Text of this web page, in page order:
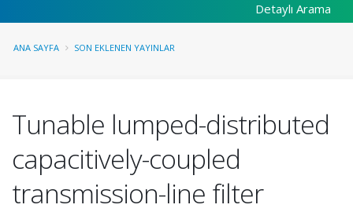
Detaylı Arama
ANA SAYFA SON EKLENEN YAYINLAR
Tunable lumped-distributed
capacitively-coupled
transmission-line filter